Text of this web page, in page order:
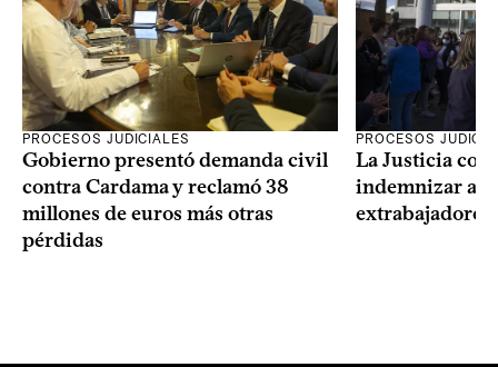
PROCESOS JUDICIALES
Gobierno presentó demanda civil
contra Cardama y reclamó 38
millones de euros más otras
pérdidas
PROCESOS
La Justicia
indemnizar a
extrabajadores